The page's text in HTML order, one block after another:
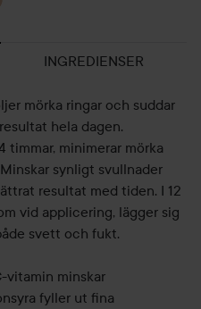
INGREDIENSER
mörka ringar och suddar
hela dagen.
minimerar mörka
synligt svullnader
resultat med tiden. I 12
vid applicering, lägger sig
svett och fukt.
vitamin minskar
fyller ut fina